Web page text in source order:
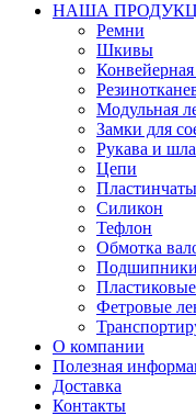
НАША
Ремни
Шкивы
Конвейерная
Модульная
Замки для
Рукава и
Цепи
Силикон
Тефлон
Обмотка
Подшипники
Фетровые
О компании
Полезная
Доставка
Контакты